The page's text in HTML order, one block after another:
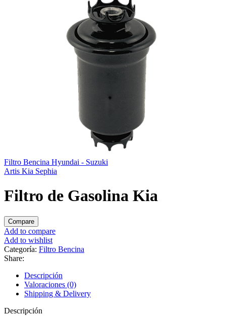
Filtro Bencina Hyundai - Suzuki
Artis Kia Sephia
Filtro de Gasolina Kia
Compare
Add to compare
Add to wishlist
Categoría: Filtro Bencina
Share:
Descripción
Valoraciones (0)
Shipping & Delivery
Descripción